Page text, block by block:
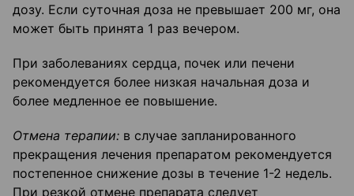
дозу. Если суточная доза не превышает 200 мг, она
может быть принята 1 раз вечером.
При заболеваниях сердца, почек или печени
рекомендуется более низкая начальная доза и
более медленное ее повышение.
Отмена терапии: в случае запланированного
прекращения лечения препаратом рекомендуется
постепенное снижение дозы в течение 1-2 недель.
При резкой отмене препарата следует